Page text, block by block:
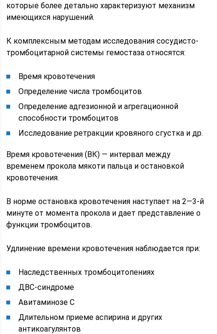
которые более детально характеризуют механизм
имеющихся нарушений.
К комплексным методам исследования сосудисто-
тромбоцитарной системы гемостаза относятся:
Время кровотечения
Определение числа тромбоцитов
Определение адгезионной и агрегационной
способности тромбоцитов
Исследование ретракции кровяного сгустка и др.
Время кровотечения (ВК) — интервал между
временем прокола мякоти пальца и остановкой
кровотечения.
В норме остановка кровотечения наступает на 2—3-й
минуте от момента прокола и дает представление о
функции тромбоцитов.
Удлинение времени кровотечения наблюдается при:
Наследственных тромбоцитопениях
ДВС-синдроме
Авитаминозе С
Длительном приеме аспирина и других
антикоагулянтов